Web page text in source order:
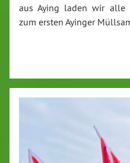
aus Aying laden wir alle
zum ersten Ayinger